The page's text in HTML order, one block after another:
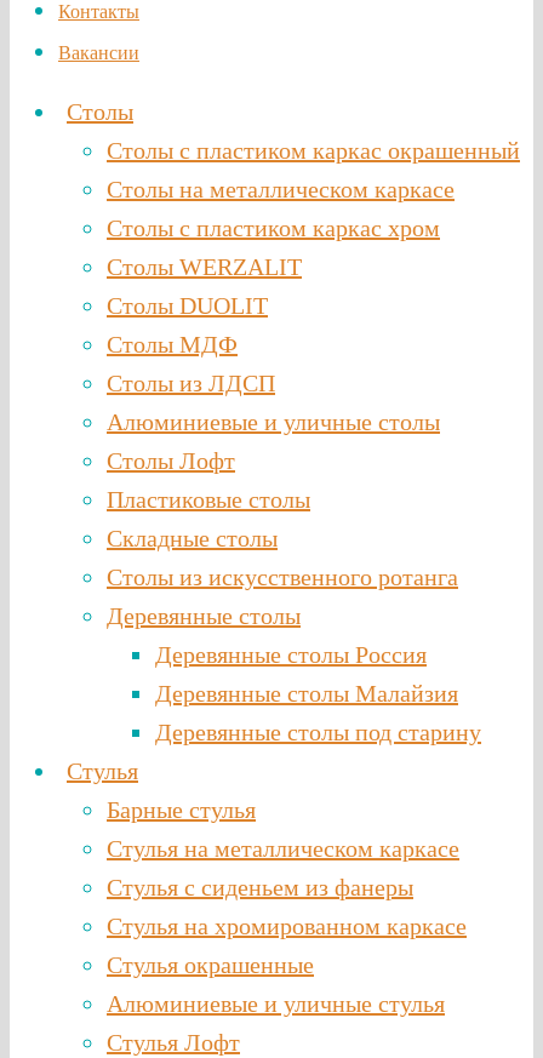
Контакты
Вакансии
Столы
Столы с пластиком каркас окрашенный
Столы на металлическом каркасе
Столы с пластиком каркас хром
Столы WERZALIT
Столы DUOLIT
Столы МДФ
Столы из ЛДСП
Алюминиевые и уличные столы
Столы Лофт
Пластиковые столы
Складные столы
Столы из искусственного ротанга
Деревянные столы
Деревянные столы Россия
Деревянные столы Малайзия
Деревянные столы под старину
Стулья
Барные стулья
Стулья на металлическом каркасе
Стулья с сиденьем из фанеры
Стулья на хромированном каркасе
Стулья окрашенные
Алюминиевые и уличные стулья
Стулья Лофт